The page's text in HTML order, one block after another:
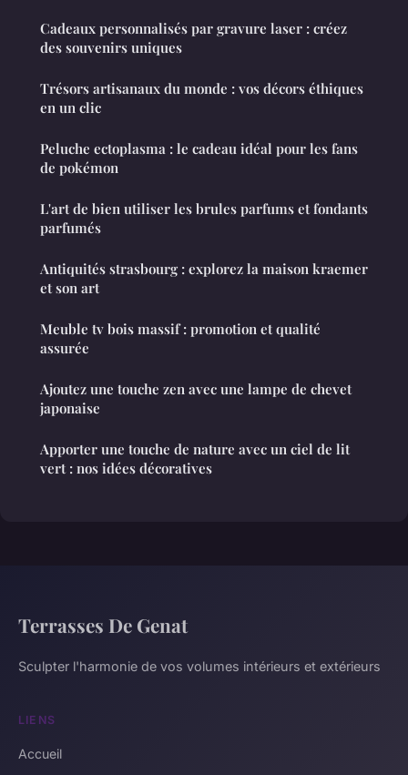
Cadeaux personnalisés par gravure laser : créez
des souvenirs uniques
Trésors artisanaux du monde : vos décors éthiques
en un clic
Peluche ectoplasma : le cadeau idéal pour les fans
de pokémon
L'art de bien utiliser les brules parfums et fondants
parfumés
Antiquités strasbourg : explorez la maison kraemer
et son art
Meuble tv bois massif : promotion et qualité
assurée
Ajoutez une touche zen avec une lampe de chevet
japonaise
Apporter une touche de nature avec un ciel de lit
vert : nos idées décoratives
Terrasses De Genat
Sculpter l'harmonie de vos volumes intérieurs et extérieurs
LIENS
Accueil